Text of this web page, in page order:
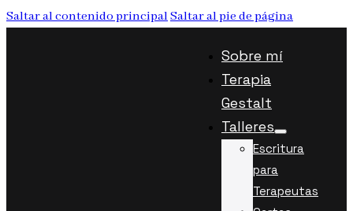
Saltar al contenido principalSaltar al pie de página
Sobre mí
Terapia
Gestalt
Talleres
Escritura
para
Terapeutas